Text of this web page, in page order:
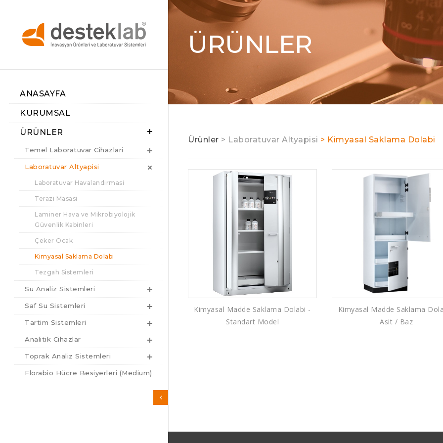
ANASAYFA
KURUMSAL
ÜRÜNLER
Temel Laboratuvar Cihazlari
Laboratuvar Altyapisi
Laboratuvar Havalandirmasi
Terazi Masasi
Laminer Hava ve Mikrobiyolojik
Güvenlik Kabinleri
Çeker Ocak
Kimyasal Saklama Dolabi
Tezgah Sistemleri
Su Analiz Sistemleri
Saf Su Sistemleri
Tartim Sistemleri
Analitik Cihazlar
Toprak Analiz Sistemleri
Florabio Hücre Besiyerleri (Medium)
ÜRÜNLER
Ürünler > Laboratuvar Altyapisi > Kimyasal Saklama Dolabi
Kimyasal Madde Saklama Dolabi -
Standart Model
Kimyasal Madde Saklama
Asit / Baz